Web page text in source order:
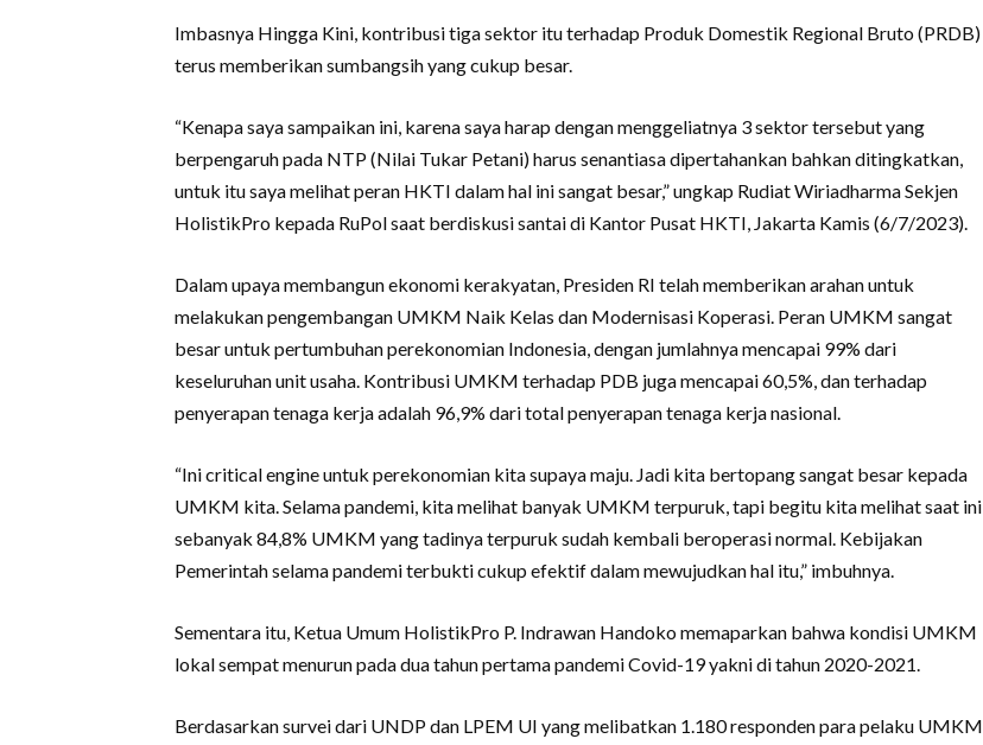
Imbasnya Hingga Kini, kontribusi tiga sektor itu terhadap Produk Domestik Regional Bruto (PRDB)
terus memberikan sumbangsih yang cukup besar.
“Kenapa saya sampaikan ini, karena saya harap dengan menggeliatnya 3 sektor tersebut yang
berpengaruh pada NTP (Nilai Tukar Petani) harus senantiasa dipertahankan bahkan ditingkatkan,
untuk itu saya melihat peran HKTI dalam hal ini sangat besar,” ungkap Rudiat Wiriadharma Sekjen
HolistikPro kepada RuPol saat berdiskusi santai di Kantor Pusat HKTI, Jakarta Kamis (6/7/2023).
Dalam upaya membangun ekonomi kerakyatan, Presiden RI telah memberikan arahan untuk
melakukan pengembangan UMKM Naik Kelas dan Modernisasi Koperasi. Peran UMKM sangat
besar untuk pertumbuhan perekonomian Indonesia, dengan jumlahnya mencapai 99% dari
keseluruhan unit usaha. Kontribusi UMKM terhadap PDB juga mencapai 60,5%, dan terhadap
penyerapan tenaga kerja adalah 96,9% dari total penyerapan tenaga kerja nasional.
“Ini critical engine untuk perekonomian kita supaya maju. Jadi kita bertopang sangat besar kepada
UMKM kita. Selama pandemi, kita melihat banyak UMKM terpuruk, tapi begitu kita melihat saat ini
sebanyak 84,8% UMKM yang tadinya terpuruk sudah kembali beroperasi normal. Kebijakan
Pemerintah selama pandemi terbukti cukup efektif dalam mewujudkan hal itu,” imbuhnya.
Sementara itu, Ketua Umum HolistikPro P. Indrawan Handoko memaparkan bahwa kondisi UMKM
lokal sempat menurun pada dua tahun pertama pandemi Covid-19 yakni di tahun 2020-2021.
Berdasarkan survei dari UNDP dan LPEM UI yang melibatkan 1.180 responden para pelaku UMKM